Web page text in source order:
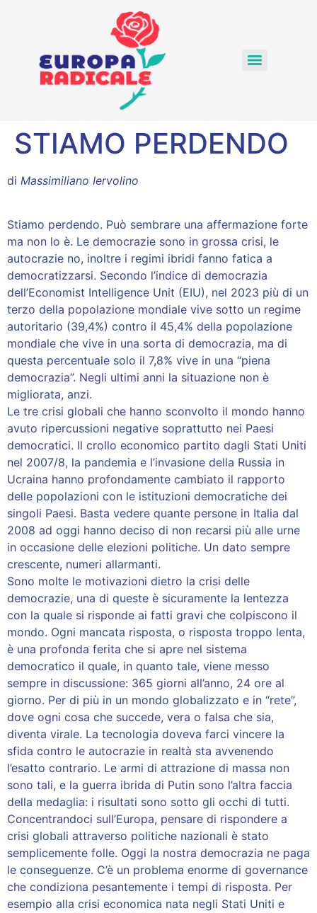
STIAMO PERDENDO
di Massimiliano Iervolino
Stiamo perdendo. Può sembrare una affermazione forte
ma non lo è. Le democrazie sono in grossa crisi, le
autocrazie no, inoltre i regimi ibridi fanno fatica a
democratizzarsi. Secondo l’indice di democrazia
dell’Economist Intelligence Unit (EIU), nel 2023 più di un
terzo della popolazione mondiale vive sotto un regime
autoritario (39,4%) contro il 45,4% della popolazione
mondiale che vive in una sorta di democrazia, ma di
questa percentuale solo il 7,8% vive in una “piena
democrazia”. Negli ultimi anni la situazione non è
migliorata, anzi.
Le tre crisi globali che hanno sconvolto il mondo hanno
avuto ripercussioni negative soprattutto nei Paesi
democratici. Il crollo economico partito dagli Stati Uniti
nel 2007/8, la pandemia e l’invasione della Russia in
Ucraina hanno profondamente cambiato il rapporto
delle popolazioni con le istituzioni democratiche dei
singoli Paesi. Basta vedere quante persone in Italia dal
2008 ad oggi hanno deciso di non recarsi più alle urne
in occasione delle elezioni politiche. Un dato sempre
crescente, numeri allarmanti.
Sono molte le motivazioni dietro la crisi delle
democrazie, una di queste è sicuramente la lentezza
con la quale si risponde ai fatti gravi che colpiscono il
mondo. Ogni mancata risposta, o risposta troppo lenta,
è una profonda ferita che si apre nel sistema
democratico il quale, in quanto tale, viene messo
sempre in discussione: 365 giorni all’anno, 24 ore al
giorno. Per di più in un mondo globalizzato e in “rete”,
dove ogni cosa che succede, vera o falsa che sia,
diventa virale. La tecnologia doveva farci vincere la
sfida contro le autocrazie in realtà sta avvenendo
l’esatto contrario. Le armi di attrazione di massa non
sono tali, e la guerra ibrida di Putin sono l’altra faccia
della medaglia: i risultati sono sotto gli occhi di tutti.
Concentrandoci sull’Europa, pensare di rispondere a
crisi globali attraverso politiche nazionali è stato
semplicemente folle. Oggi la nostra democrazia ne paga
le conseguenze. C’è un problema enorme di governance
che condiziona pesantemente i tempi di risposta. Per
esempio alla crisi economica nata negli Stati Uniti e